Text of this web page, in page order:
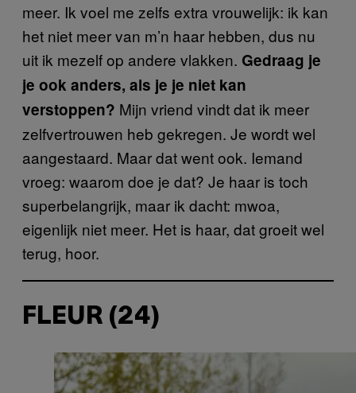
meer. Ik voel me zelfs extra vrouwelijk: ik kan
het niet meer van m’n haar hebben, dus nu
uit ik mezelf op andere vlakken. Gedraag je
je ook anders, als je je niet kan
verstoppen? Mijn vriend vindt dat ik meer
zelfvertrouwen heb gekregen. Je wordt wel
aangestaard. Maar dat went ook. Iemand
vroeg: waarom doe je dat? Je haar is toch
superbelangrijk, maar ik dacht: mwoa,
eigenlijk niet meer. Het is haar, dat groeit wel
terug, hoor.
FLEUR (24)